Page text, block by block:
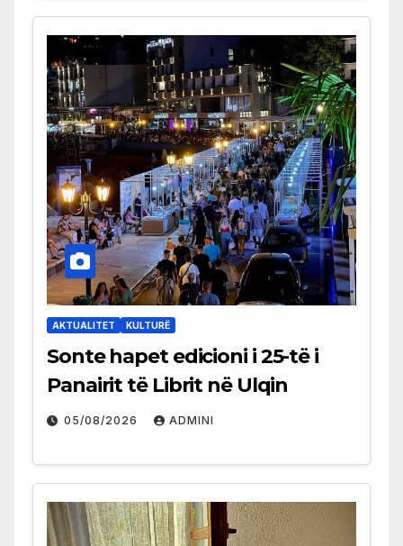
AKTUALITET KULTURË
Sonte hapet edicioni i 25-të i
Panairit të Librit në Ulqin
05/08/2026 ADMINI